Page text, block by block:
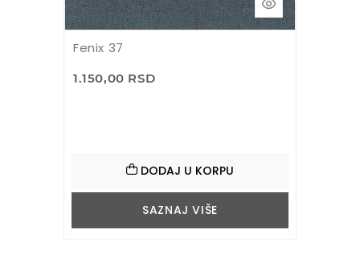
Fenix 37
1.150,00 RSD
DODAJ U KORPU
SAZNAJ VIŠE